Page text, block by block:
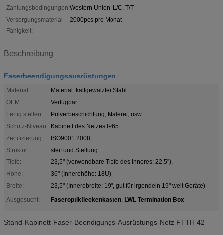
Zahlungsbedingungen:Western Union, L/C, T/T
Versorgungsmaterial-
Fähigkeit:
2000pcs pro Monat
Beschreibung
Faserbeendigungsausrüstungen
Material:
Material: kaltgewalzter Stahl
OEM:
Verfügbar
Fertig stellen:
Pulverbeschichtung, Malerei, usw.
Schutz-Niveau: Kabinett des Netzes IP65
Zertifizierung:
ISO9001:2008
Struktur:
steif und Stellung
Tiefe:
23,5" (verwendbare Tiefe des Inneres: 22,5"),
Höhe:
36" (Innerehöhe: 18U)
Breite:
23,5" (Innerebreite: 19", gut für irgendein 19" weit Geräte)
Ausgesucht:
Faseroptikfleckenkasten, LWL Termination Box
Stand-Kabinett-Faser-Beendigungs-Ausrüstungs-Netz FTTH 42